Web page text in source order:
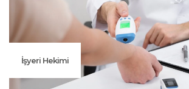
İşyeri Hekimi